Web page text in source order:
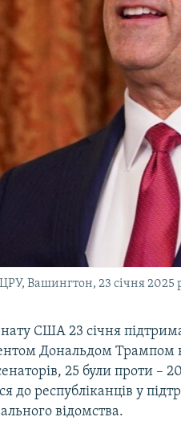
Вашингтон, 23 січня 2025
США 23 січня
Дональдом Трампом
25 були проти –
до республіканців у
відомства.